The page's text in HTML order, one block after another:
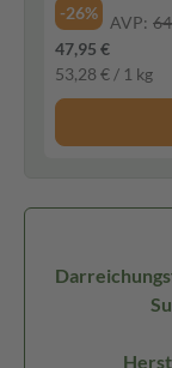
-26%
AVP:
47,95 €
53,28 € / 1 kg